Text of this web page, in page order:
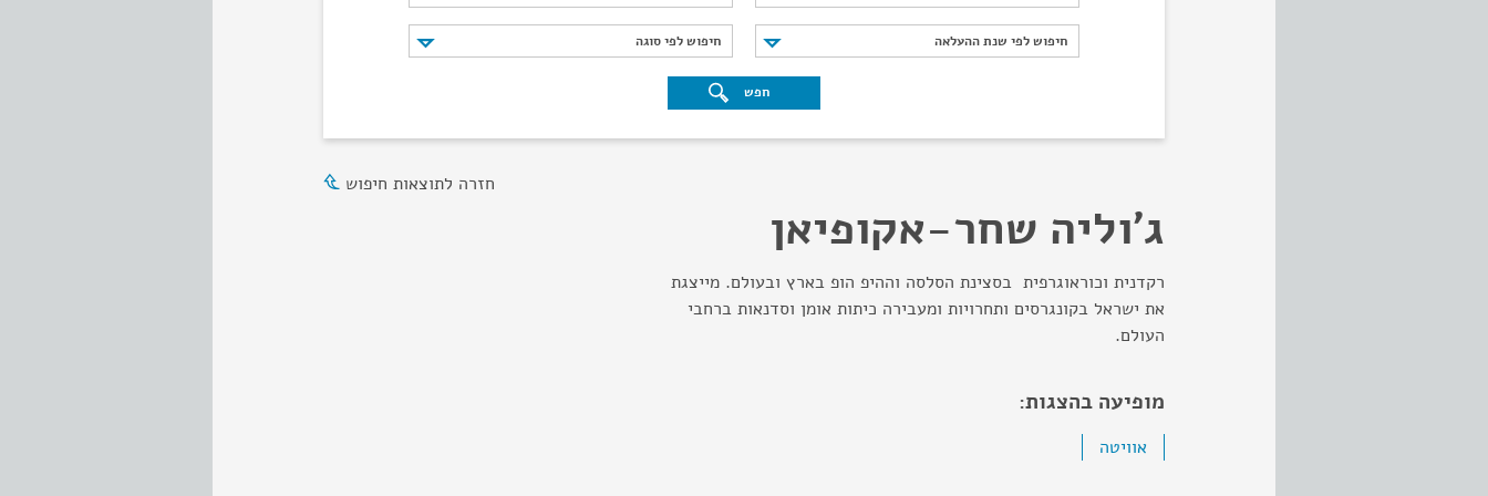
חיפוש לפי שנת ההעלאה
חיפוש לפי שנת ההעלאה חיפוש לפי סוגה
חיפוש לפי סוגה
חפש
חזרה לתוצאות חיפוש
ג'וליה שחר-אקופיאן
רקדנית וכוראוגרפית בסצינת הסלסה וההיפ הופ בארץ ובעולם. מייצגת
את ישראל בקונגרסים ותחרויות ומעבירה כיתות אומן וסדנאות ברחבי
העולם.
מופיעה בהצגות:
אוויטה